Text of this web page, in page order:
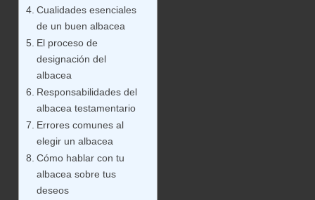
Cualidades esenciales
de un buen albacea
El proceso de
designación del
albacea
Responsabilidades del
albacea testamentario
Errores comunes al
elegir un albacea
Cómo hablar con tu
albacea sobre tus
deseos